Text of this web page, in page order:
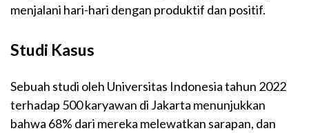
menjalani hari-hari dengan produktif dan positif.
Studi Kasus
Sebuah studi oleh Universitas Indonesia tahun 2022
terhadap 500 karyawan di Jakarta menunjukkan
bahwa 68% dari mereka melewatkan sarapan, dan